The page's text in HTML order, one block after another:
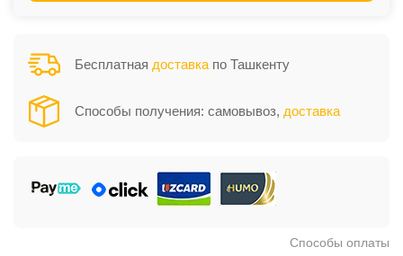
Бесплатная доставка по Ташкенту
Способы получения: самовывоз, доставка
Способы оплаты